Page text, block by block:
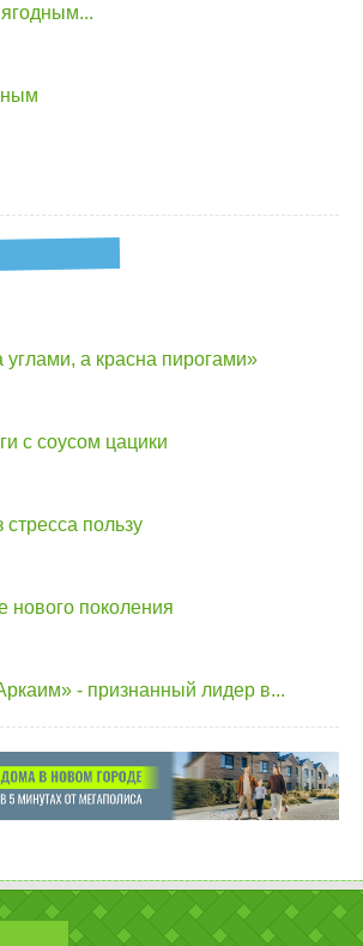
углами, а красна пирогами»
с соусом цацики
стресса пользу
нового поколения
- признанный лидер в...